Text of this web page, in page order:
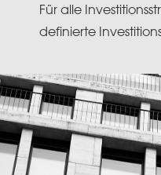
Für alle
definierte